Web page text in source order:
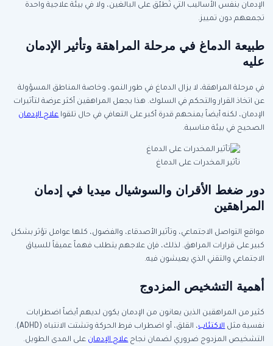
الإدمان بنفس الأساليب التي تُطبّق على البالغين، ولا في بيئة علاجية واحدة
تجمعهم دون تمييز.
طبيعة الدماغ في مرحلة المراهقة وتأثير الإدمان
عليه
في مرحلة المراهقة، لا يزال الدماغ في طور النمو، وخاصة المناطق المسؤولة
عن اتخاذ القرار والتحكم في السلوك. هذا يجعل المراهقين أكثر عرضة لتأثيرات
الإدمان، لكنه أيضاً يمنحهم قدرة أكبر على التعافي في حال تلقواعلاج الإدمان
الصحيح في بيئة مناسبة.
تأثير المخدرات على الدماغ
دور ضغط الأقران والسوشيال ميديا في إدمان
المراهقين
مواقع التواصل الاجتماعي، وتأثير الأصدقاء، والفضول، كلها عوامل تؤثر بشكل
كبير على قرارات المراهق. لذلك، فإن علاجهم يتطلب فهماً عميقاً للسياق
الاجتماعي والتقني الذي يعيشون فيه.
أهمية التشخيص المزدوج
كثير من المراهقين الذين يعانون من الإدمان يكون لديهم أيضاً اضطرابات
نفسية مثلالاكتئاب
، القلق، أو اضطراب فرط الحركة وتشتت الانتباه (ADHD).
التشخيص المزدوج ضروري لضمان نجاحعلاج الإدمان على المدى الطويل.